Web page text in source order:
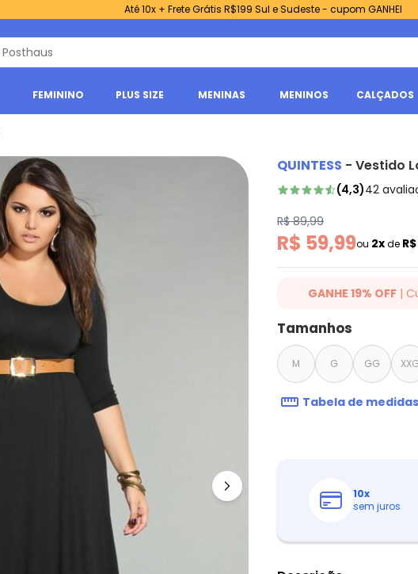
Até 10x + Frete Grátis R$199 Sul e Sudeste - cupom GANHEI
FEMININO PLUS SIZE MENINAS MENINOS CALÇADOS
QUINTESS - Vestido
(4,3)42
R$ 89,99
R$ 59,99ou 2xde
GANHE 19% OFF |
Ganhe 19% OFF Extra em
cupom: QUINTESS19.
até 07/08/2026.
Tamanhos
M G GG
Tabela de medidas
10x
sem juros